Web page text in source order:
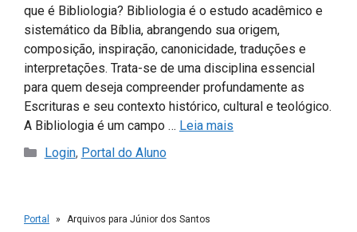
que é Bibliologia? Bibliologia é o estudo acadêmico e
sistemático da Bíblia, abrangendo sua origem,
composição, inspiração, canonicidade, traduções e
interpretações. Trata-se de uma disciplina essencial
para quem deseja compreender profundamente as
Escrituras e seu contexto histórico, cultural e teológico.
A Bibliologia é um campo … Leia mais
Categorias
Login, Portal do Aluno
Portal » Arquivos para Júnior dos Santos